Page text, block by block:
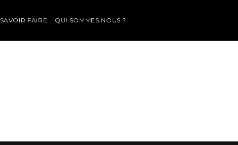
SAVOIR FAIRE QUI SOMMES NOUS ?